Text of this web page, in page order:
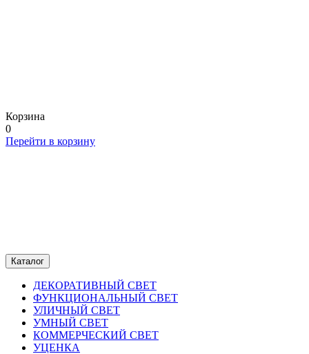
Корзина
0
Перейти в корзину
Каталог
ДЕКОРАТИВНЫЙ СВЕТ
ФУНКЦИОНАЛЬНЫЙ СВЕТ
УЛИЧНЫЙ СВЕТ
УМНЫЙ СВЕТ
КОММЕРЧЕСКИЙ СВЕТ
УЦЕНКА